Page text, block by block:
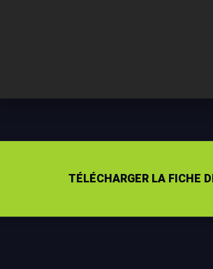
TÉLÉCHARGER LA FICHE